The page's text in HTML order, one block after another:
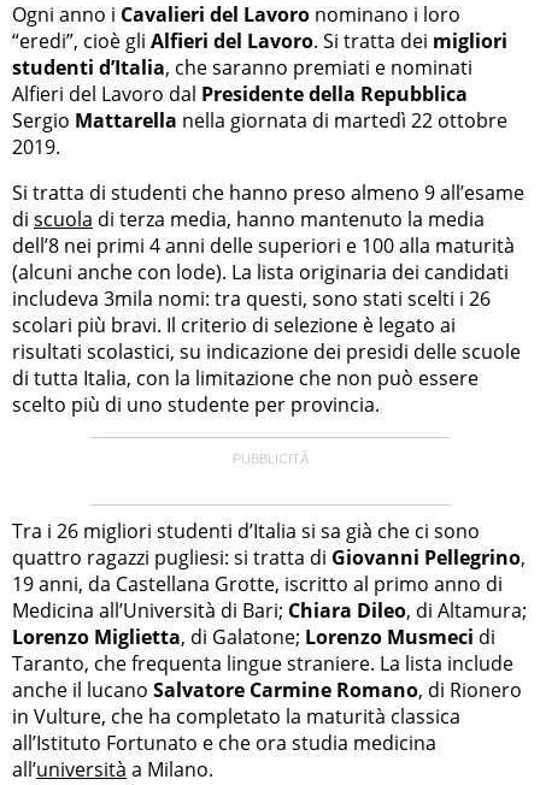
Ogni anno i Cavalieri del Lavoro nominano i loro
“eredi”, cioè gli Alfieri del Lavoro. Si tratta dei migliori
studenti d’Italia, che saranno premiati e nominati
Alfieri del Lavoro dal Presidente della Repubblica
Sergio Mattarella nella giornata di martedì 22 ottobre
2019.
Si tratta di studenti che hanno preso almeno 9 all’esame
di scuola di terza media, hanno mantenuto la media
dell’8 nei primi 4 anni delle superiori e 100 alla maturità
(alcuni anche con lode). La lista originaria dei candidati
includeva 3mila nomi: tra questi, sono stati scelti i 26
scolari più bravi. Il criterio di selezione è legato ai
risultati scolastici, su indicazione dei presidi delle scuole
di tutta Italia, con la limitazione che non può essere
scelto più di uno studente per provincia.
Tra i 26 migliori studenti d’Italia si sa già che ci sono
quattro ragazzi pugliesi: si tratta di Giovanni Pellegrino,
19 anni, da Castellana Grotte, iscritto al primo anno di
Medicina all’Università di Bari; Chiara Dileo, di Altamura;
Lorenzo Miglietta, di Galatone; Lorenzo Musmeci di
Taranto, che frequenta lingue straniere. La lista include
anche il lucano Salvatore Carmine Romano, di Rionero
in Vulture, che ha completato la maturità classica
all’Istituto Fortunato e che ora studia medicina
all’università a Milano.